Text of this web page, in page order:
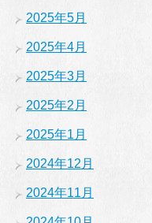
2025年5月
2025年4月
2025年3月
2025年2月
2025年1月
2024年12月
2024年11月